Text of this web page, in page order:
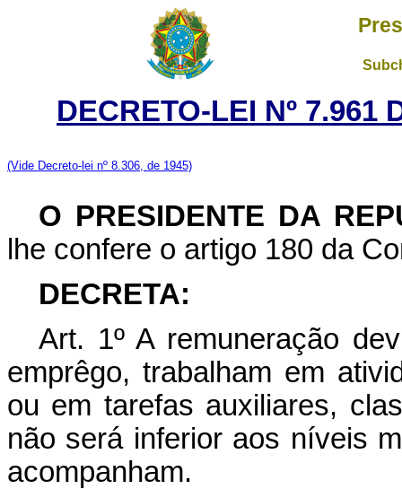
DECRETO-LEI Nº 7.961
(Vide Decreto-lei nº 8.306, de 1945)
O PRESIDENTE DA
lhe confere o artigo 180 da
DECRETA:
Art. 1º A remuneração
emprêgo, trabalham em
ou em tarefas auxiliares,
não será inferior aos níveis
acompanham.